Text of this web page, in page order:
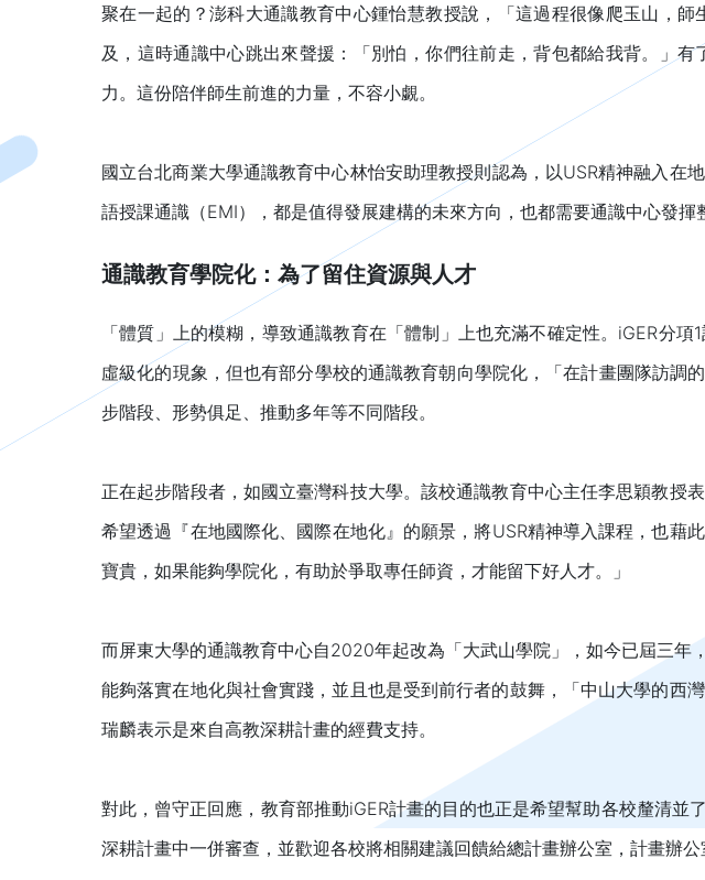
聚在一起的？澎科大通識教育中心鍾怡慧教授說，「這過程很像爬玉山，
及，這時通識中心跳出來聲援：「別怕，你們往前走，背包都給我背。」
力。這份陪伴師生前進的力量，不容小覷。
國立台北商業大學通識教育中心林怡安助理教授則認為，以USR精神融入
語授課通識（EMI），都是值得發展建構的未來方向，也都需要通識中心發揮
通識教育學院化：為了留住資源與人才
「體質」上的模糊，導致通識教育在「體制」上也充滿不確定性。iGER分
虛級化的現象，但也有部分學校的通識教育朝向學院化，「在計畫團隊訪
步階段、形勢俱足、推動多年等不同階段。
正在起步階段者，如國立臺灣科技大學。該校通識教育中心主任李思穎教
希望透過『在地國際化、國際在地化』的願景，將USR精神導入課程，也藉
寶貴，如果能夠學院化，有助於爭取專任師資，才能留下好人才。」
而屏東大學的通識教育中心自2020年起改為「大武山學院」，如今已屆三
能夠落實在地化與社會實踐，並且也是受到前行者的鼓舞，「中山大學的西
瑞麟表示是來自高教深耕計畫的經費支持。
對此，曾守正回應，教育部推動iGER計畫的目的也正是希望幫助各校釐清
深耕計畫中一併審查，並歡迎各校將相關建議回饋給總計畫辦公室，計畫辦公